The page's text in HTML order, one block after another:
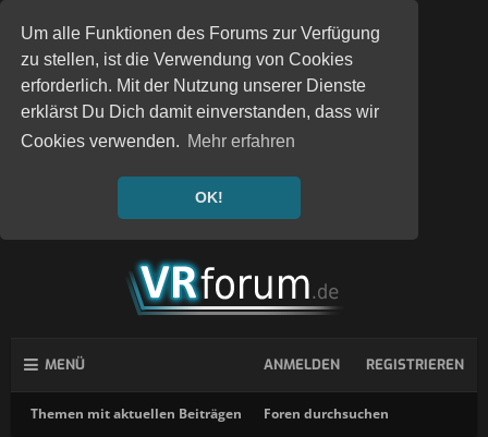
Um alle Funktionen des Forums zur Verfügung
zu stellen, ist die Verwendung von Cookies
erforderlich. Mit der Nutzung unserer Dienste
erklärst Du Dich damit einverstanden, dass wir
Cookies verwenden. Mehr erfahren
OK!
MENÜ
Themen mit aktuellen Beiträgen Foren durchsuchen
ANMELDEN REGISTRIEREN